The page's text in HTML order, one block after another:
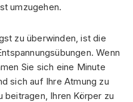
umzugehen.
zu überwinden, ist die
Wenn
Sie sich eine Minute
sich auf Ihre Atmung zu
beitragen, Ihren Körper zu